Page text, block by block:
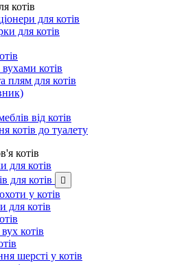
котів
для котів
для котів
котів
плям для котів
від котів
котів до туалету
котів
для котів
для котів

у котів
для котів
котів
шерсті у котів